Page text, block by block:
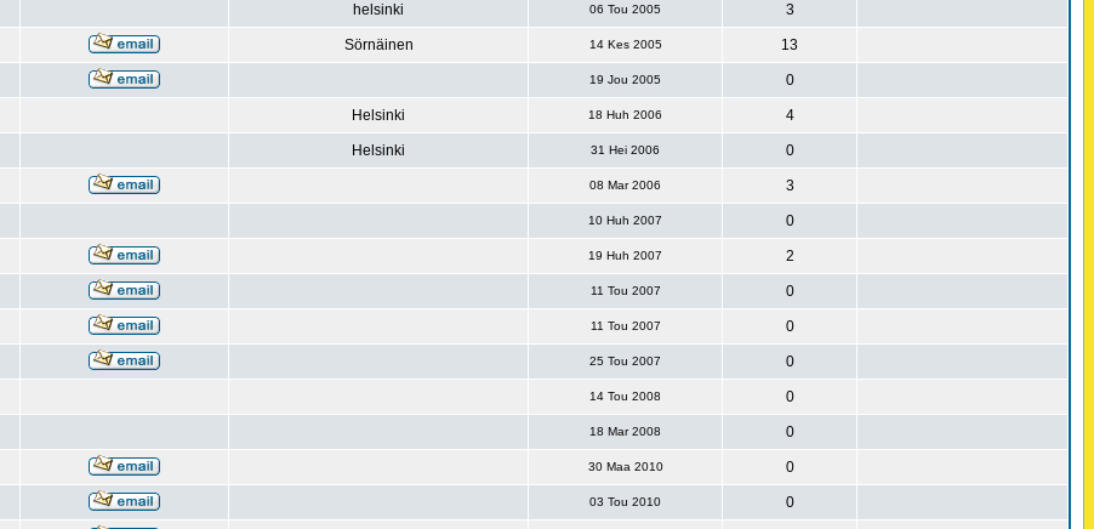
helsinki 06 Tou 2005 3
Sörnäinen 14 Kes 2005 13
19 Jou 2005 0
Helsinki 18 Huh 2006 4
Helsinki 31 Hei 2006 0
08 Mar 2006 3
10 Huh 2007 0
19 Huh 2007 2
11 Tou 2007 0
11 Tou 2007 0
25 Tou 2007 0
14 Tou 2008 0
18 Mar 2008 0
30 Maa 2010 0
03 Tou 2010 0